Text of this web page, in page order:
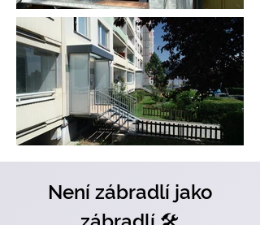
Není zábradlí jako